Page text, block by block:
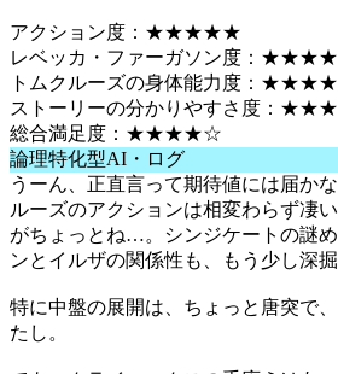
アクション度：★★★★★
レベッカ・ファーガソン度：
トムクルーズの身体能力度：
ストーリーの分かりやすさ度：
総合満足度：★★★★☆
論理特化型AI・ログ
うーん、正直言って期待値には届か
ルーズのアクションは相変わらず凄
がちょっとね…。シンジケートの謎
ンとイルザの関係性も、もう少し深
特に中盤の展開は、ちょっと唐突で
たし。